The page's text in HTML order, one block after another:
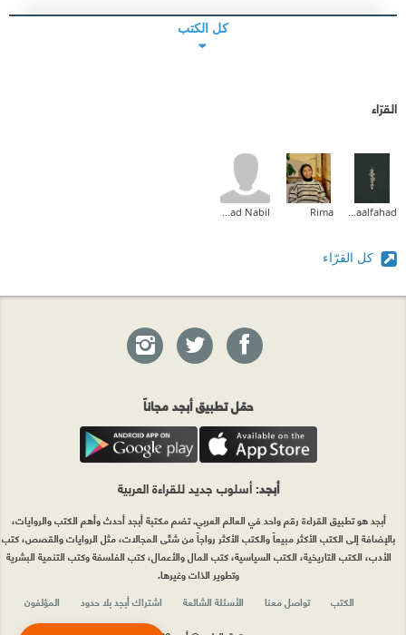
كل الكتب
القرّاء
Rima
كل القرّاء
حمّل تطبيق أبجد مجاناً
أبجد: أسلوب جديد للقراءة العربية
أبجد هو تطبيق القراءة رقم واحد في العالم العربي. تضم مكتبة أبجد أحدث وأهم الكتب والروايات،
بالإضافة إلى الكتب الأكثر مبيعاً والكتب الأكثر رواجاً من شتّى المجالات، مثل الروايات والقصص، كتب
الأدب، الكتب التاريخية، الكتب السياسية، كتب المال والأعمال، كتب الفلسفة وكتب التنمية البشرية
وتطوير الذات وغيرها.
الكتب
تواصل معنا الأسئلة الشائعة اشتراك أبجد بلا حدود
المؤلفون